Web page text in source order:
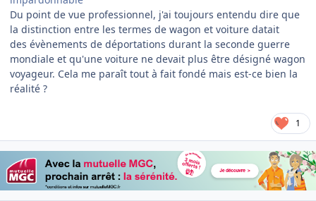
Du point de vue professionnel, j'ai toujours entendu dire que
la distinction entre les termes de wagon et voiture datait
des évènements de déportations durant la seconde guerre
mondiale et qu'une voiture ne devait plus être désigné wagon
voyageur. Cela me paraît tout à fait fondé mais est-ce bien la
réalité ?
1